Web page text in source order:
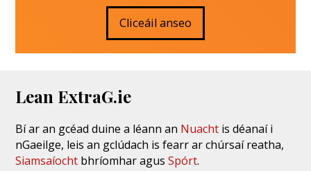
Cliceáil anseo
Lean ExtraG.ie
Bí ar an gcéad duine a léann an Nuacht is déanaí i
nGaeilge, leis an gclúdach is fearr ar chúrsaí reatha,
Siamsaíocht bhríomhar agusSpórt.